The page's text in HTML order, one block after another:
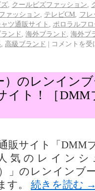
クールビズファッション
ァッション テレビCM
フレ
ツ通販サイト
ポロラルフ
ンド 海外ブランド
海外ブ
高級ブランド | コメントを
）のレンイン
イト！［
販サイト「DMM
気のレイン
」のレンインブ
す。 続きを読む